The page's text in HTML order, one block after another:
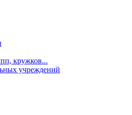
кружков...
учреждений